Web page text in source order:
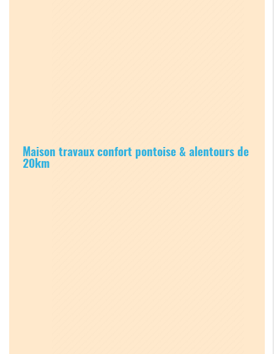
Maison travaux confort pontoise & alentours de
20km